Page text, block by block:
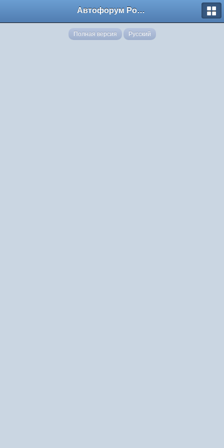
Автофорум Ростова-на-Дону
Полная версия Русский